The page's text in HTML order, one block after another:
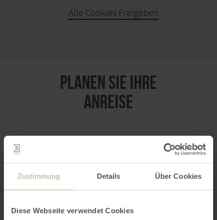
Zustimmung Details Über Cookies
Diese Webseite verwendet Cookies
Alle Cookies Freigeben
PLANEN SIE IHRE
ANREISE
Anfahrt von: